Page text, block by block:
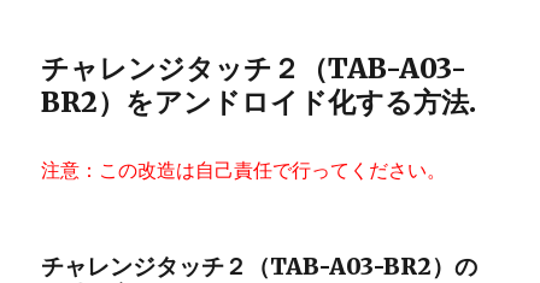
チャレンジタッチ２（TAB-A03-
BR2）をアンドロイド化する方法.
注意：この改造は自己責任で行ってください。
チャレンジタッチ２（TAB-A03-BR2）の